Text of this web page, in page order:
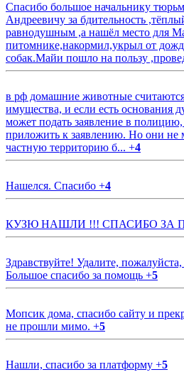
Спасибо большое начальнику
Андреевичу за бдительность
равнодушным ,а нашёл место для
питомнике,накормил,укрыл от
собак.Майи пошло на пользу
в рф домашние животные
имущества, и если есть основания
может подать заявление в полицию,
приложить к заявлению. Но они не
частную территорию б... +4
Нашелся. Спасибо +4
КУЗЮ НАШЛИ !!! СПАСИБО ЗА
Здравствуйте! Удалите,
Большое спасибо за помощь +5
Мопсик дома, спасибо сайту и
не прошли мимо. +5
Нашли, спасибо за платформу +5